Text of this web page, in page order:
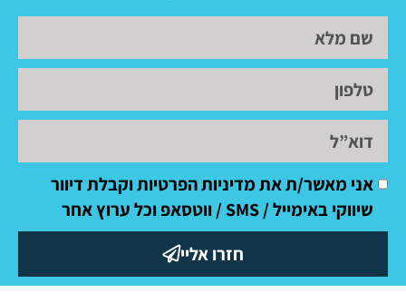
אני מאשר/ת את מדיניות הפרטיות וקבלת דיוור
שיווקי באימייל / SMS / ווטסאפ וכל ערוץ אחר
חזרו אליי